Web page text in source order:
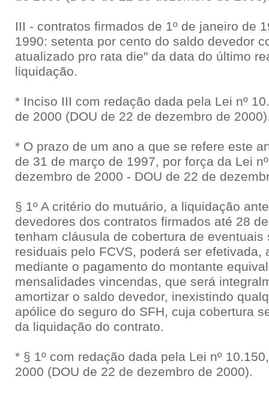
III - contratos firmados de 1º de janeiro de
1990: setenta por cento do saldo devedor
atualizado pro rata die" da data do último
liquidação.
* Inciso III com redação dada pela Lei nº
de 2000 (DOU de 22 de dezembro de
* O prazo de um ano a que se refere este
de 31 de março de 1997, por força da Lei
dezembro de 2000 - DOU de 22 de
§ 1º A critério do mutuário, a liquidação
devedores dos contratos firmados até 28
tenham cláusula de cobertura de eventuais
residuais pelo FCVS, poderá ser efetivada,
mediante o pagamento do montante
mensalidades vincendas, que será
amortizar o saldo devedor, inexistindo
apólice do seguro do SFH, cuja cobertura
da liquidação do contrato.
* § 1º com redação dada pela Lei nº
2000 (DOU de 22 de dezembro de 2000).